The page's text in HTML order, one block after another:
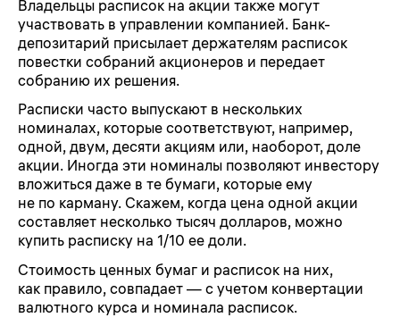
Владельцы расписок на акции также могут
участвовать в управлении компанией. Банк-
депозитарий присылает держателям расписок
повестки собраний акционеров и передает
собранию их решения.
Расписки часто выпускают в нескольких
номиналах, которые соответствуют, например,
одной, двум, десяти акциям или, наоборот, доле
акции. Иногда эти номиналы позволяют инвестору
вложиться даже в те бумаги, которые ему
не по карману. Скажем, когда цена одной акции
составляет несколько тысяч долларов, можно
купить расписку на 1/10 ее доли.
Стоимость ценных бумаг и расписок на них,
как правило, совпадает — с учетом конвертации
валютного курса и номинала расписок.